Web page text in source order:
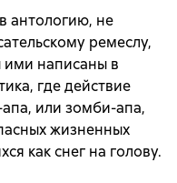
антологию, не
ремеслу,
написаны в
где действие
или зомби-апа,
жизненных
как снег на голову.